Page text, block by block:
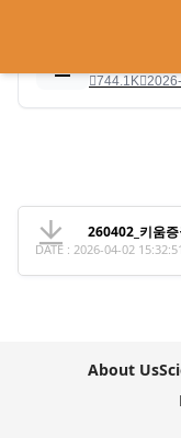
744.1K
260402_키움
DATE : 2026-04-02 15:32:51
About Us